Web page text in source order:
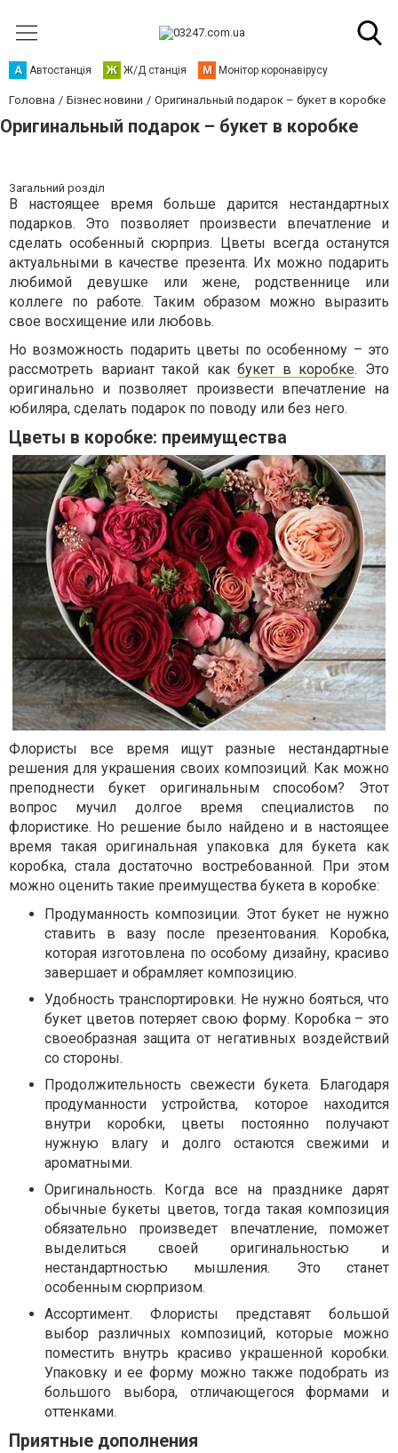
А Автостанція Ж Ж/Д станція М Монітор коронавірусу
Головна Бізнес новини Оригинальный подарок – букет в коробке
Оригинальный подарок – букет в коробке
Загальний розділ
В настоящее время больше дарится нестандартных
подарков. Это позволяет произвести впечатление и
сделать особенный сюрприз. Цветы всегда останутся
актуальными в качестве презента. Их можно подарить
любимой девушке или жене, родственнице или
коллеге по работе. Таким образом можно выразить
свое восхищение или любовь.
Но возможность подарить цветы по особенному – это
рассмотреть вариант такой какбукет в коробке. Это
оригинально и позволяет произвести впечатление на
юбиляра, сделать подарок по поводу или без него.
Цветы в коробке: преимущества
Флористы все время ищут разные нестандартные
решения для украшения своих композиций. Как можно
преподнести букет оригинальным способом? Этот
вопрос мучил долгое время специалистов по
флористике. Но решение было найдено и в настоящее
время такая оригинальная упаковка для букета как
коробка, стала достаточно востребованной. При этом
можно оценить такие преимущества букета в коробке:
Продуманность композиции. Этот букет не нужно
ставить в вазу после презентования. Коробка,
которая изготовлена по особому дизайну, красиво
завершает и обрамляет композицию.
Удобность транспортировки. Не нужно бояться, что
букет цветов потеряет свою форму. Коробка – это
своеобразная защита от негативных воздействий
со стороны.
Продолжительность свежести букета. Благодаря
продуманности устройства, которое находится
внутри коробки, цветы постоянно получают
нужную влагу и долго остаются свежими и
ароматными.
Оригинальность. Когда все на празднике дарят
обычные букеты цветов, тогда такая композиция
обязательно произведет впечатление, поможет
выделиться своей оригинальностью и
нестандартностью мышления. Это станет
особенным сюрпризом.
Ассортимент. Флористы представят большой
выбор различных композиций, которые можно
поместить внутрь красиво украшенной коробки.
Упаковку и ее форму можно также подобрать из
большого выбора, отличающегося формами и
оттенками.
Приятные дополнения